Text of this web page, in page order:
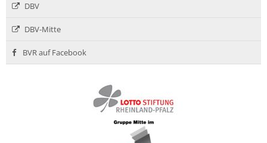
DBV
DBV-Mitte
BVR auf Facebook